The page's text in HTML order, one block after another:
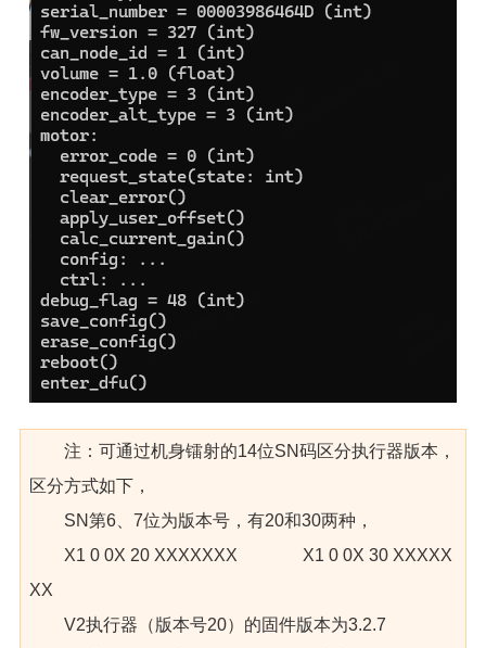
注：可通过机身镭射的14位SN码区分执行器版本，
区分方式如下，
SN第6、7位为版本号，有20和30两种，
X1 0 0X 20 XXXXXXX X1 0 0X 30 XXXXX
XX
V2执行器（版本号20）的固件版本为3.2.7